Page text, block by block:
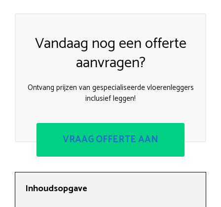
Vandaag nog een offerte
aanvragen?
Ontvang prijzen van gespecialiseerde vloerenleggers
inclusief leggen!
VRAAG OFFERTE AAN
Inhoudsopgave